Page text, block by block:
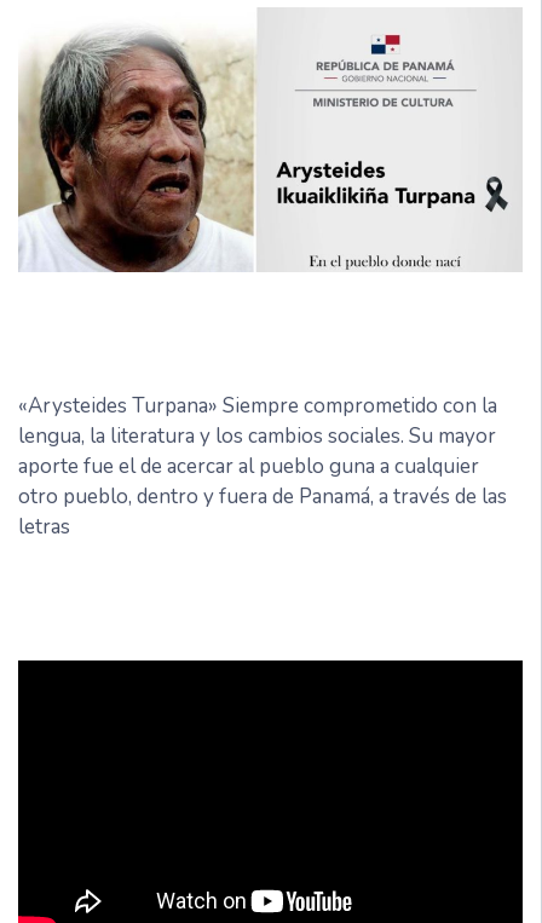
«Arysteides Turpana» Siempre comprometido con la
lengua, la literatura y los cambios sociales. Su mayor
aporte fue el de acercar al pueblo guna a cualquier
otro pueblo, dentro y fuera de Panamá, a través de las
letras